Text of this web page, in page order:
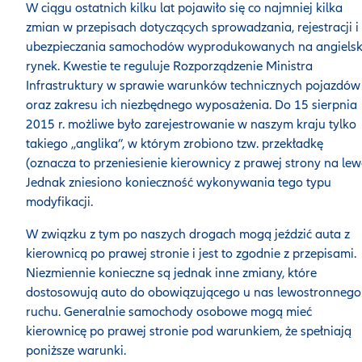
W ciągu ostatnich kilku lat pojawiło się co najmniej kilka
zmian w przepisach dotyczących sprowadzania, rejestracji i
ubezpieczania samochodów wyprodukowanych na
rynek. Kwestie te reguluje Rozporządzenie Ministra
Infrastruktury w sprawie warunków technicznych pojazdów
oraz zakresu ich niezbędnego wyposażenia. Do 15 sierpnia
2015 r. możliwe było zarejestrowanie w naszym kraju tylko
takiego ,,anglika’’, w którym zrobiono tzw. przekładkę
(oznacza to przeniesienie kierownicy z prawej strony na
Jednak zniesiono konieczność wykonywania tego typu
modyfikacji.
W związku z tym po naszych drogach mogą jeździć auta z
kierownicą po prawej stronie i jest to zgodnie z przepisami.
Niezmiennie konieczne są jednak inne zmiany, które
dostosowują auto do obowiązującego u nas lewostronnego
ruchu. Generalnie samochody osobowe mogą mieć
kierownicę po prawej stronie pod warunkiem, że spełniają
poniższe warunki.